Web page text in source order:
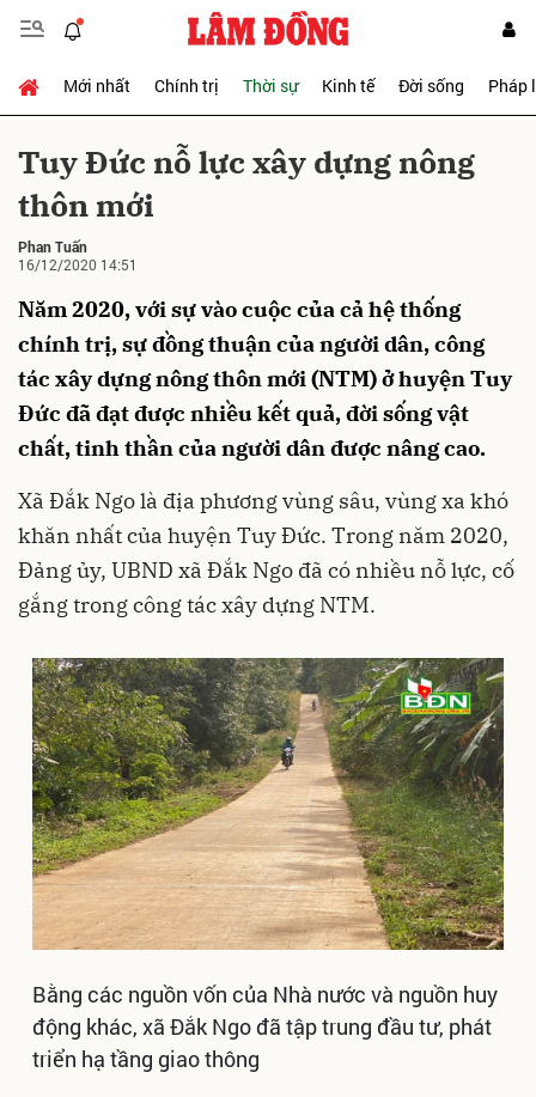
Mới nhất Chính trị Thời sự Kinh tế Đời sống Pháp
Tuy Đức nỗ lực xây dựng nông
thôn mới
Phan Tuấn
16/12/2020 14:51
Năm 2020, với sự vào cuộc của cả hệ thống
chính trị, sự đồng thuận của người dân, công
tác xây dựng nông thôn mới (NTM) ở huyện Tuy
Đức đã đạt được nhiều kết quả, đời sống vật
chất, tinh thần của người dân được nâng cao.
Xã Đắk Ngo là địa phương vùng sâu, vùng xa khó
khăn nhất của huyện Tuy Đức. Trong năm 2020,
Đảng ủy, UBND xã Đắk Ngo đã có nhiều nỗ lực, cố
gắng trong công tác xây dựng NTM.
Bằng các nguồn vốn của Nhà nước và nguồn huy
động khác, xã Đắk Ngo đã tập trung đầu tư, phát
triển hạ tầng giao thông
Gửi bình luận
Gửi